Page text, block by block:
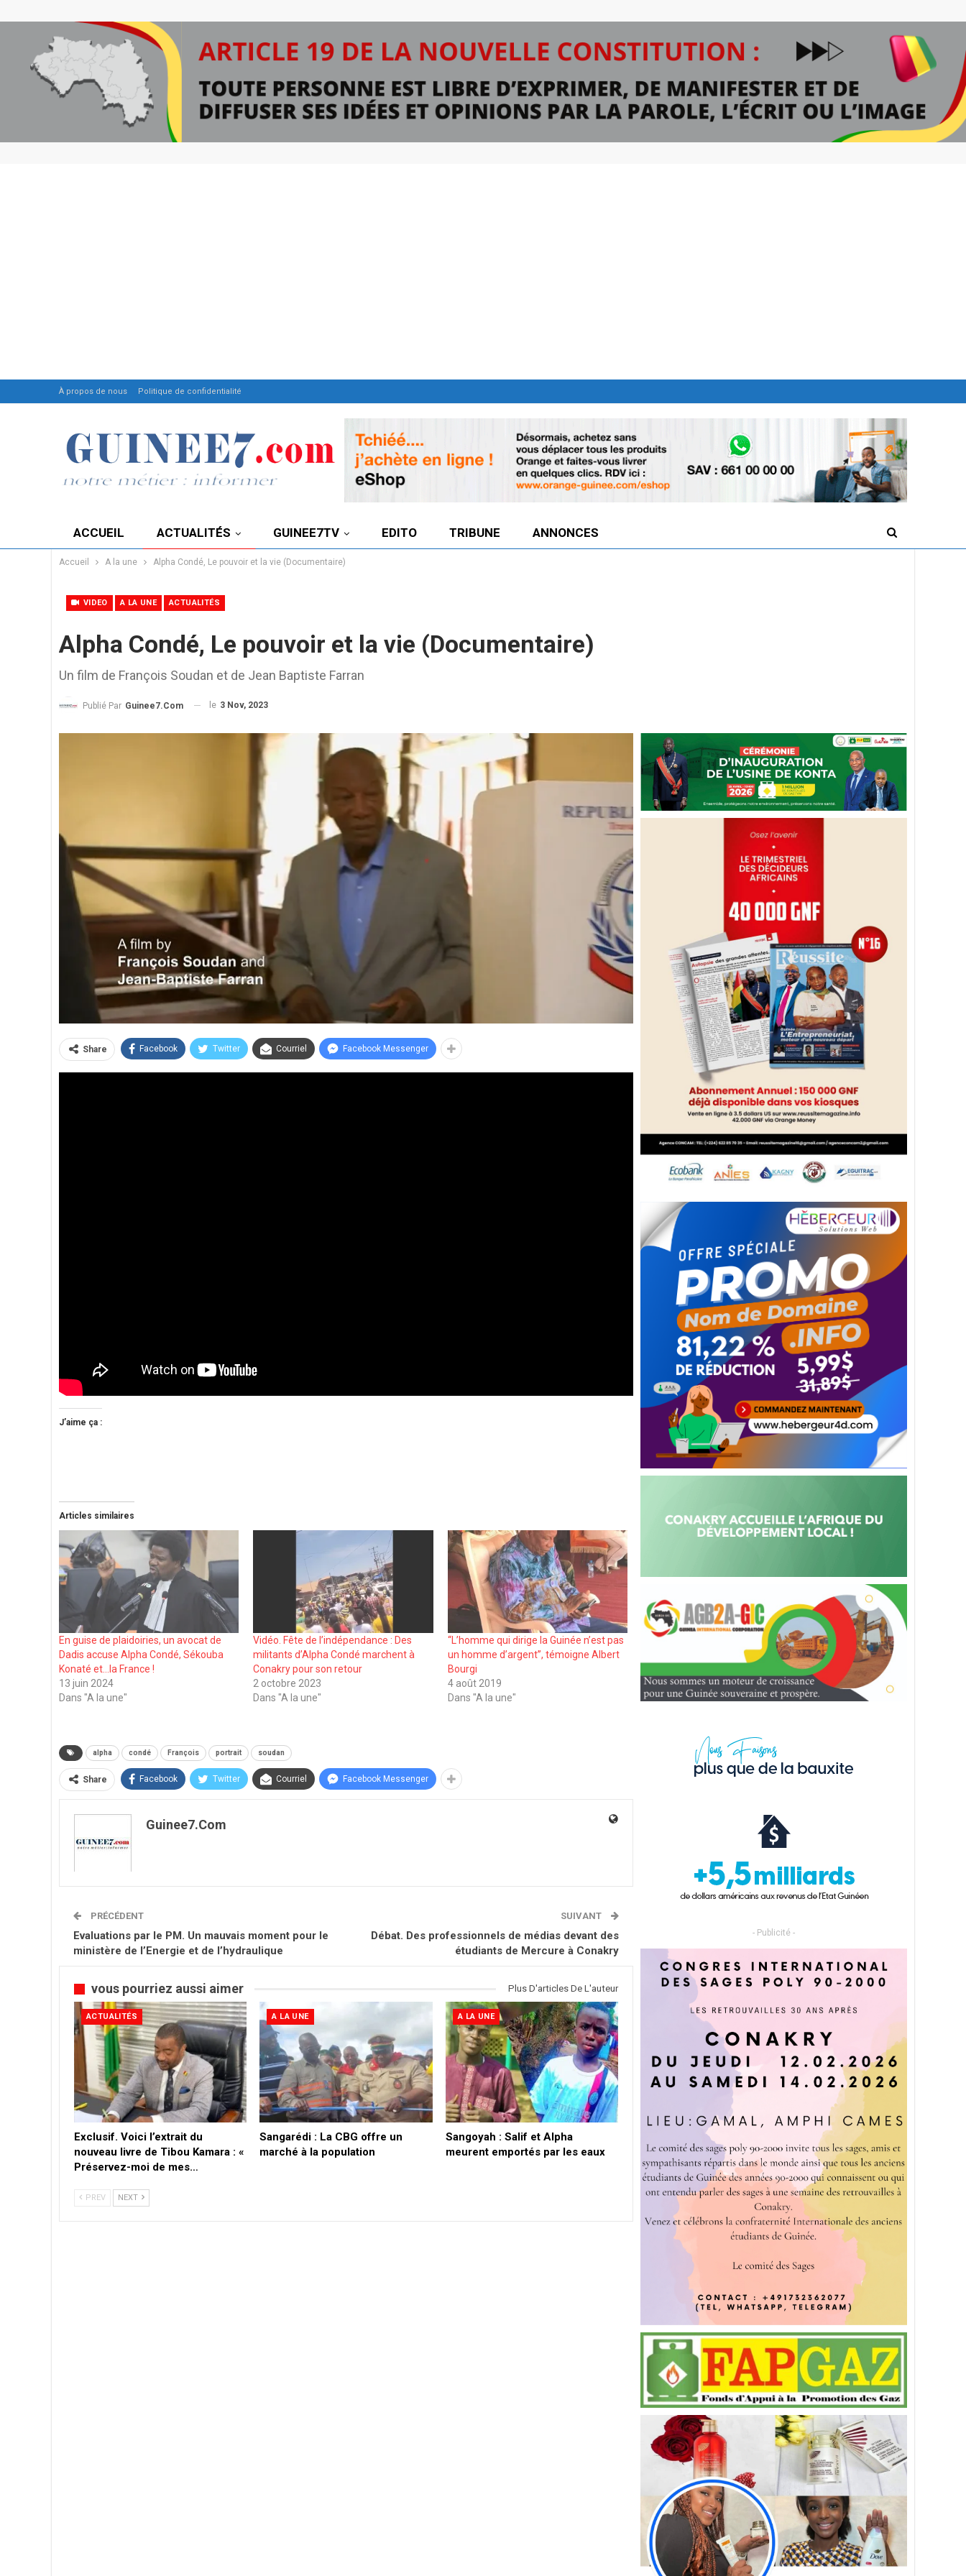
À propos de nous Politique de confidentialité
ACCUEIL ACTUALITÉS GUINEE7TV EDITO TRIBUNE ANNONCES
Accueil A la une Alpha Condé, Le pouvoir et la vie (Documentaire)
VIDEO A LA UNE ACTUALITÉS
Alpha Condé, Le pouvoir et la vie (Documentaire)
Un film de François Soudan et de Jean Baptiste Farran
Publié Par Guinee7.com le 3 Nov, 2023
Share Facebook Twitter Courriel Facebook Messenger
J’aime ça :
Articles similaires
En guise de plaidoiries, un avocat de
Dadis accuse Alpha Condé, Sékouba
Konaté et…la France !
13 juin 2024
Dans "A la une"
Vidéo. Fête de l’indépendance : Des
militants d’Alpha Condé marchent à
Conakry pour son retour
2 octobre 2023
Dans "A la une"
‘‘L’homme qui dirige la Guinée n’est pas
un homme d’argent’’, témoigne Albert
Bourgi
4 août 2019
Dans "A la une"
alpha condé François portrait soudan
Share Facebook Twitter Courriel Facebook Messenger
Guinee7.com
PRÉCÉDENT
Evaluations par le PM. Un mauvais moment pour le
ministère de l’Energie et de l’hydraulique
SUIVANT
Débat. Des professionnels de médias devant des
étudiants de Mercure à Conakry
vous pourriez aussi aimer Plus D'articles De L'auteur
ACTUALITÉS
Exclusif. Voici l’extrait du
nouveau livre de Tibou Kamara : «
Préservez-moi de mes…
A LA UNE
Sangarédi : La CBG offre un
marché à la population
A LA UNE
Sangoyah : Salif et Alpha
meurent emportés par les eaux
PREV NEXT
- Publicité -